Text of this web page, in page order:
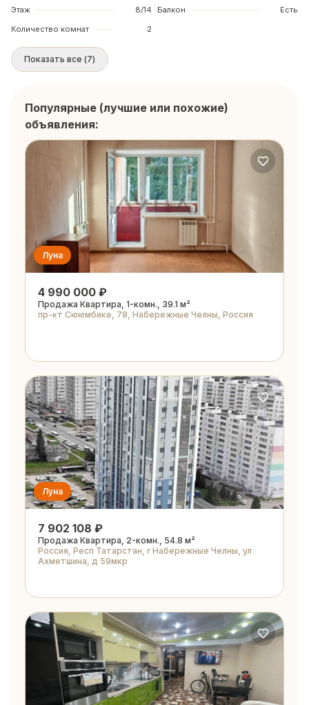
Этаж
8/14
Количество комнат
2
Балкон
Есть
Показать все (7)
Популярные (лучшие или похожие)
объявления:
Луна
4 990 000 ₽
Продажа Квартира, 1-комн., 39.1 м²
пр-кт Сююмбике, 78, Набережные Челны, Россия
Луна
7 902 108 ₽
Продажа Квартира, 2-комн., 54.8 м²
Россия, Респ Татарстан, г Набережные Челны, ул
Ахметшина, д 59мкр